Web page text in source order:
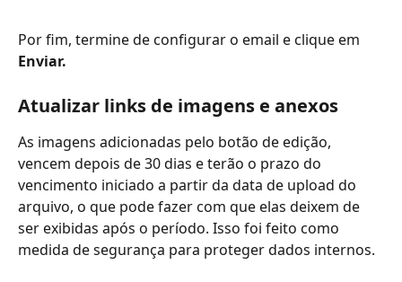
Por fim, termine de configurar o email e clique em
Enviar.
Atualizar links de imagens e anexos
As imagens adicionadas pelo botão de edição,
vencem depois de 30 dias e terão o prazo do
vencimento iniciado a partir da data de upload do
arquivo, o que pode fazer com que elas deixem de
ser exibidas após o período. Isso foi feito como
medida de segurança para proteger dados internos.